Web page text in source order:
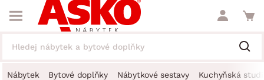
Nábytek Bytové doplňky Nábytkové sestavy Kuchyňská